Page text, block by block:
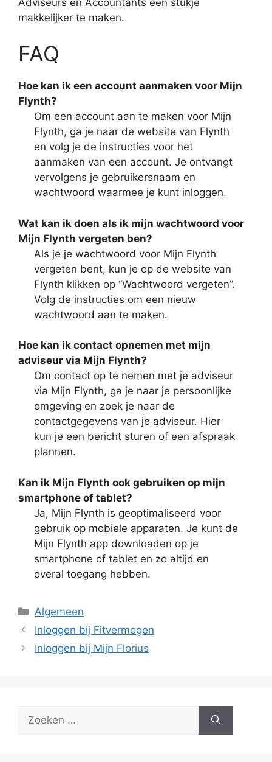
makkelijker te maken.
FAQ
Hoe kan ik een account aanmaken voor Mijn
Flynth?
Om een account aan te maken voor Mijn
Flynth, ga je naar de website van Flynth
en volg je de instructies voor het
aanmaken van een account. Je ontvangt
vervolgens je gebruikersnaam en
wachtwoord waarmee je kunt inloggen.
Wat kan ik doen als ik mijn wachtwoord voor
Mijn Flynth vergeten ben?
Als je je wachtwoord voor Mijn Flynth
vergeten bent, kun je op de website van
Flynth klikken op “Wachtwoord vergeten”.
Volg de instructies om een nieuw
wachtwoord aan te maken.
Hoe kan ik contact opnemen met mijn
adviseur via Mijn Flynth?
Om contact op te nemen met je adviseur
via Mijn Flynth, ga je naar je persoonlijke
omgeving en zoek je naar de
contactgegevens van je adviseur. Hier
kun je een bericht sturen of een afspraak
plannen.
Kan ik Mijn Flynth ook gebruiken op mijn
smartphone of tablet?
Ja, Mijn Flynth is geoptimaliseerd voor
gebruik op mobiele apparaten. Je kunt de
Mijn Flynth app downloaden op je
smartphone of tablet en zo altijd en
overal toegang hebben.
Categorieën
Algemeen
Inloggen bij Fitvermogen
Inloggen bij Mijn Florius
naar: